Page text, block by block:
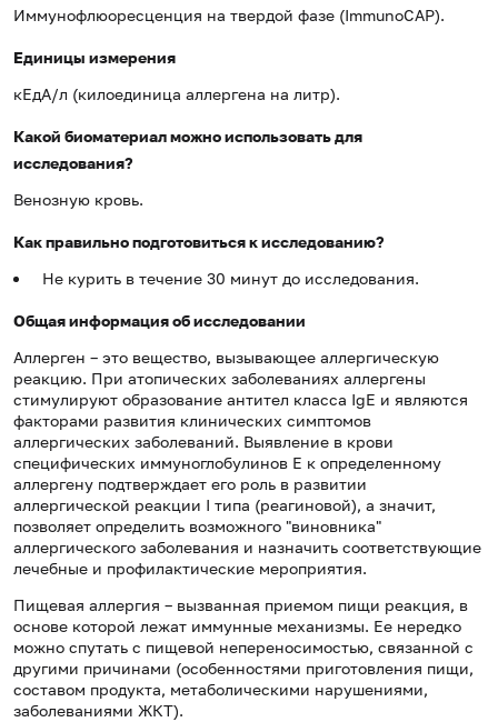
Иммунофлюоресценция на твердой фазе (ImmunoCAP).
Единицы измерения
кЕдА/л (килоединица аллергена на литр).
Какой биоматериал можно использовать для
исследования?
Венозную кровь.
Как правильно подготовиться к исследованию?
Не курить в течение 30 минут до исследования.
Общая информация об исследовании
Аллерген – это вещество, вызывающее аллергическую
реакцию. При атопических заболеваниях аллергены
стимулируют образование антител класса IgE и являются
факторами развития клинических симптомов
аллергических заболеваний. Выявление в крови
специфических иммуноглобулинов Е к определенному
аллергену подтверждает его роль в развитии
аллергической реакции I типа (реагиновой), а значит,
позволяет определить возможного "виновника"
аллергического заболевания и назначить соответствующие
лечебные и профилактические мероприятия.
Пищевая аллергия – вызванная приемом пищи реакция, в
основе которой лежат иммунные механизмы. Ее нередко
можно спутать с пищевой непереносимостью, связанной с
другими причинами (особенностями приготовления пищи,
составом продукта, метаболическими нарушениями,
заболеваниями ЖКТ).